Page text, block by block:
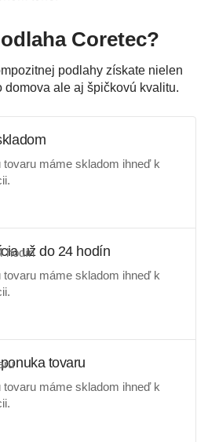
Coretec?
podlahy získate nielen
ale aj špičkovú kvalitu.
tovaru máme skladom ihneď k
už do 24 hodín
tovaru máme skladom ihneď k
tovaru
tovaru máme skladom ihneď k